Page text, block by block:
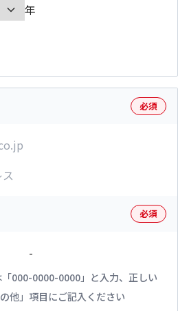
年
必須
必須
-
000-0000-0000」と入力、正しい
他」項目にご記入ください